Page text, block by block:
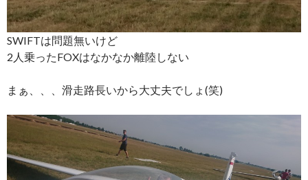
SWIFTは問題無いけど
2人乗ったFOXはなかなか離陸しない
まぁ、、、滑走路長いから大丈夫でしょ(笑)